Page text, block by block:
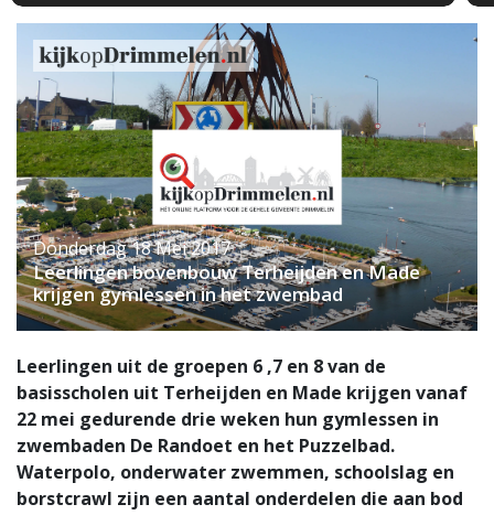
Donderdag 18 Mei 2017
Leerlingen bovenbouw Terheijden en Made
krijgen gymlessen in het zwembad
Leerlingen uit de groepen 6 ,7 en 8 van de
basisscholen uit Terheijden en Made krijgen vanaf
22 mei gedurende drie weken hun gymlessen in
zwembaden De Randoet en het Puzzelbad.
Waterpolo, onderwater zwemmen, schoolslag en
borstcrawl zijn een aantal onderdelen die aan bod